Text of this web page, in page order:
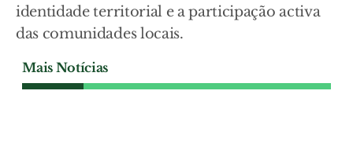
identidade territorial e a participação activa
das comunidades locais.
Mais Notícias